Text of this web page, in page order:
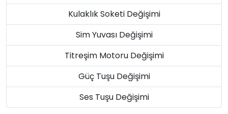
Kulaklık Soketi Değişimi
Sim Yuvası Değişimi
Titreşim Motoru Değişimi
Güç Tuşu Değişimi
Ses Tuşu Değişimi